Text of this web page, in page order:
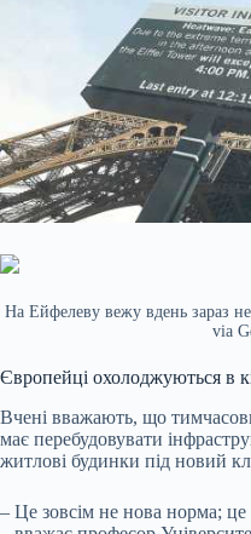
На Ейфелеву вежу вдень зараз
via
Європейці охолоджуються в
Вчені вважають, що
має перебудовувати
житлові будинки під новий
– Це зовсім не нова норма;